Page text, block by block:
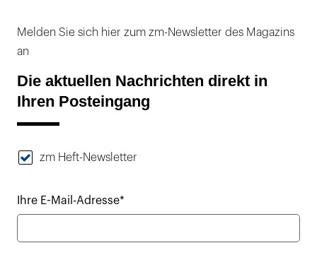
Melden Sie sich hier zum zm-Newsletter des Magazins
an
Die aktuellen Nachrichten direkt in
Ihren Posteingang
zm Heft-Newsletter
Ihre E-Mail-Adresse*